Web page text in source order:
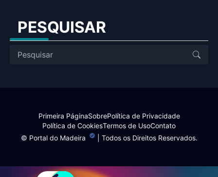
PESQUISAR
© Portal do Madeira | Todos os Direitos Reservados.
Primeira PáginaSobrePolítica de Privacidade
Política de CookiesTermos de UsoContato